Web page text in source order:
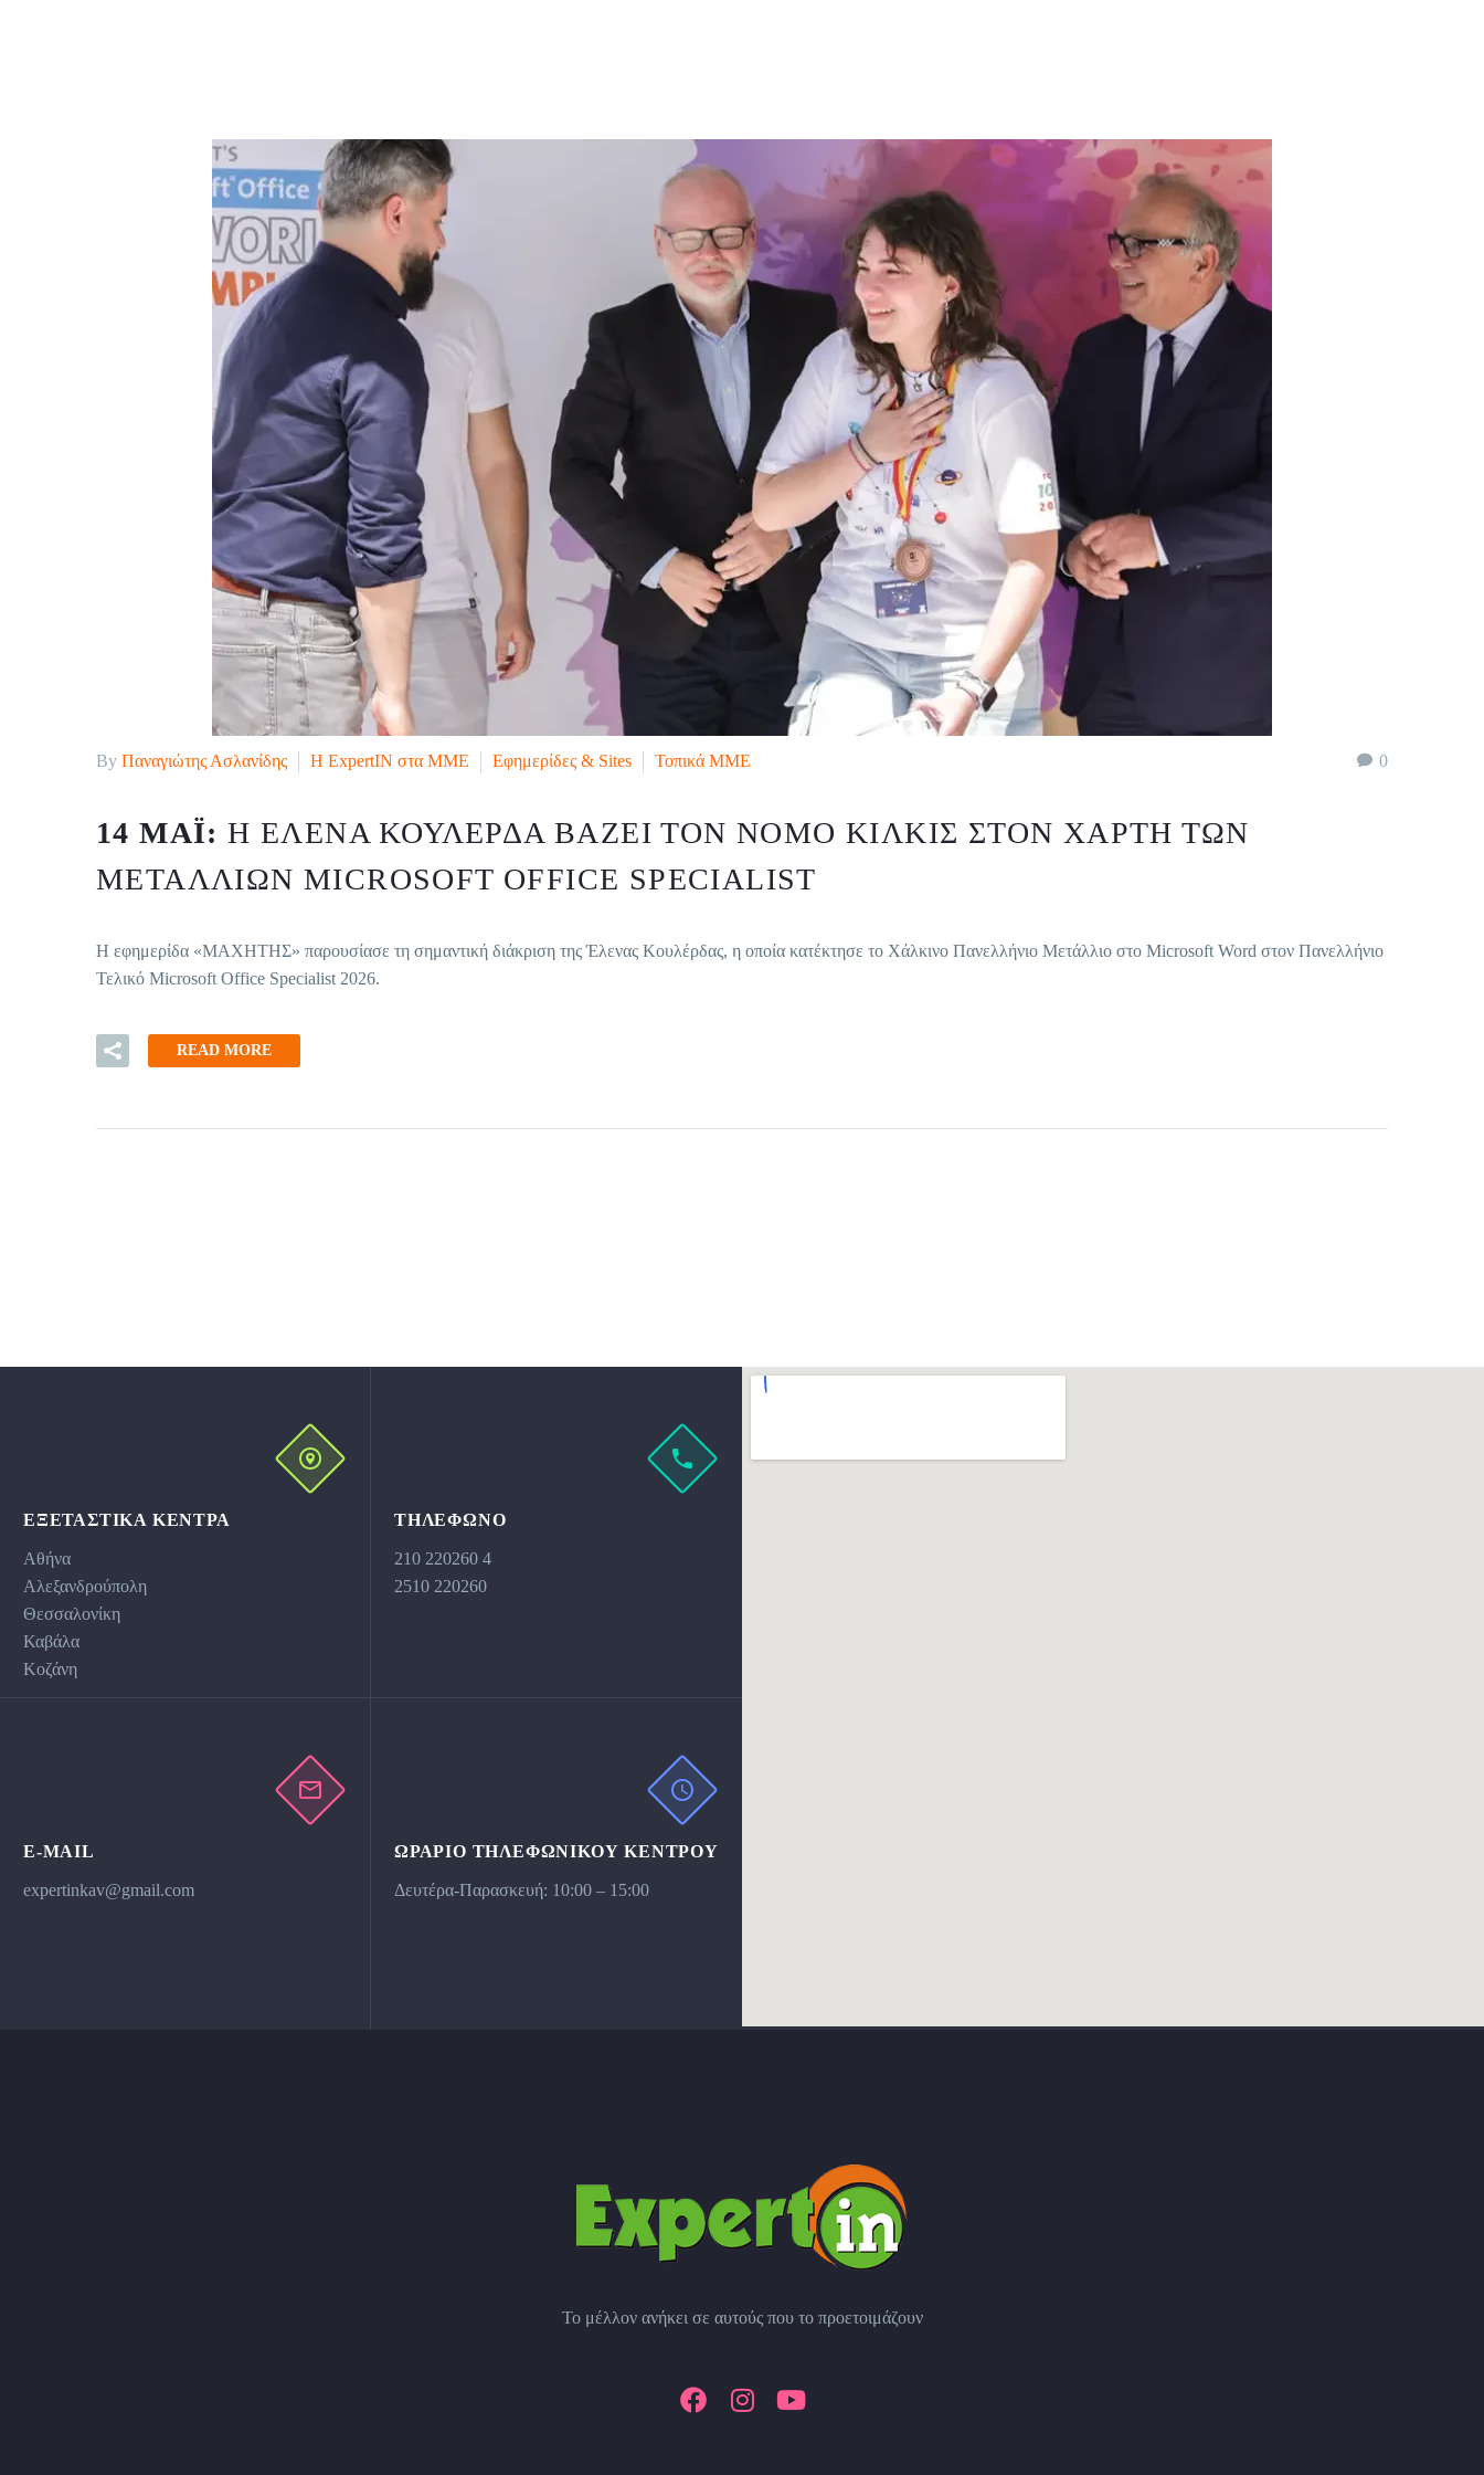
0
By Παναγιώτης Ασλανίδης H ExpertIN στα ΜΜΕ Εφημερίδες & Sites Τοπικά ΜΜΕ
14 ΜΆΙ:Η ΈΛΕΝΑ ΚΟΥΛΈΡΔΑ ΒΆΖΕΙ ΤΟΝ ΝΟΜΌ ΚΙΛΚΊΣ ΣΤΟΝ ΧΆΡΤΗ ΤΩΝ
ΜΕΤΑΛΛΊΩΝ MICROSOFT OFFICE SPECIALIST
Η εφημερίδα «ΜΑΧΗΤΗΣ» παρουσίασε τη σημαντική διάκριση της Έλενας Κουλέρδας, η οποία κατέκτησε το Χάλκινο Πανελλήνιο Μετάλλιο στο Microsoft Word στον Πανελλήνιο
Τελικό Microsoft Office Specialist 2026.
READ MORE
ΕΞΕΤΑΣΤΙΚΆ ΚΕΝΤΡΑ
Αθήνα
Αλεξανδρούπολη
Θεσσαλονίκη
Καβάλα
Κοζάνη
ΤΗΛΕΦΩΝΟ
210 220260 4
2510 220260
E-MAIL
expertinkav@gmail.com
ΩΡΆΡΙΟ ΤΗΛΕΦΩΝΙΚΟΥ ΚΕΝΤΡΟΥ
Δευτέρα-Παρασκευή: 10:00 – 15:00
Το μέλλον ανήκει σε αυτούς που το προετοιμάζουν